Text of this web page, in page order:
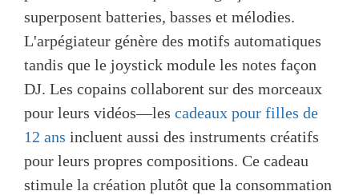
superposent batteries, basses et mélodies.
L'arpégiateur génère des motifs automatiques
tandis que le joystick module les notes façon
DJ. Les copains collaborent sur des morceaux
pour leurs vidéos—les cadeaux pour filles de
12 ans incluent aussi des instruments créatifs
pour leurs propres compositions. Ce cadeau
stimule la création plutôt que la consommation